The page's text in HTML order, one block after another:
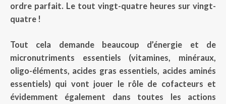
ordre parfait. Le tout vingt-quatre heures sur vingt-
quatre !
Tout cela demande beaucoup d’énergie et de
micronutriments essentiels (vitamines, minéraux,
oligo-éléments, acides gras essentiels, acides aminés
essentiels) qui vont jouer le rôle de cofacteurs et
évidemment également dans toutes les actions